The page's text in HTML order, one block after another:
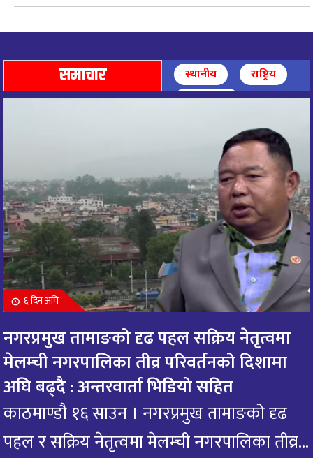
७
८ महिना अघि
८
आज पाथिभारा माताको दर्शन गरि, दिनको सुरुवात गर्दै,
९
आज माताभगवती जगज्जननी पाथिभरादेवीको दर्शन गरि
राशिफल हेरौं, यी राशिका लागि आज भाग्य चम्किने ।
९ महिना अघि
१०
बुधबार देख्ने बित्तिकै भगवान राधामाधावको दर्शन गरि
आजको राशिफल हेर्नुहोस : यी राशिको भाग्य यस्तो
१0 महिना अघि
११
आज मंगलबार भगवान गजानन गणेशको दर्शन गरि
आजको राशिफल हेर्नुहोस: यी राशिलाई एकदम शुभ
१0 महिना अघि
१२ आजको राशिफल : २० भाद्र २०८२, शुक्रबार
११ महिना अघि
आजको राशिफल – १९ भाद्र २०८२, बिहीवार
समाचार स्थानीय
राष्ट्रिय
अन्तर्राष्ट्रिय
६ दिन अघि
नगरप्रमुख तामाङको दृढ पहल सक्रिय नेतृत्वमा
मेलम्ची नगरपालिका तीव्र परिवर्तनको दिशामा
अघि बढ्दै : अन्तरवार्ता भिडियो सहित
काठमाण्डौ १६ साउन । नगरप्रमुख तामाङको दृढ
पहल र सक्रिय नेतृत्वमा मेलम्ची नगरपालिका तीव्र...